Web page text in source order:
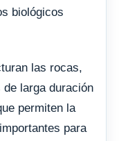
biológicos
las rocas,
larga duración
permiten la
para